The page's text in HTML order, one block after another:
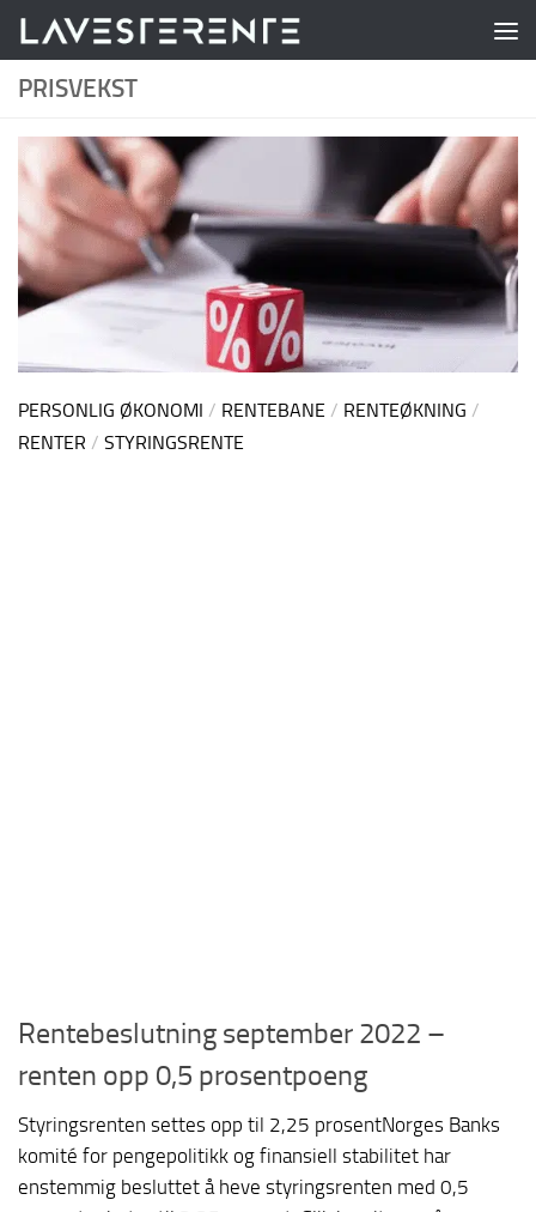
Skip to content
PRISVEKST
PERSONLIG ØKONOMI / RENTEBANE / RENTEØKNING /
RENTER / STYRINGSRENTE
Rentebeslutning september 2022 –
renten opp 0,5 prosentpoeng
Styringsrenten settes opp til 2,25 prosentNorges Banks
komité for pengepolitikk og finansiell stabilitet har
enstemmig besluttet å heve styringsrenten med 0,5